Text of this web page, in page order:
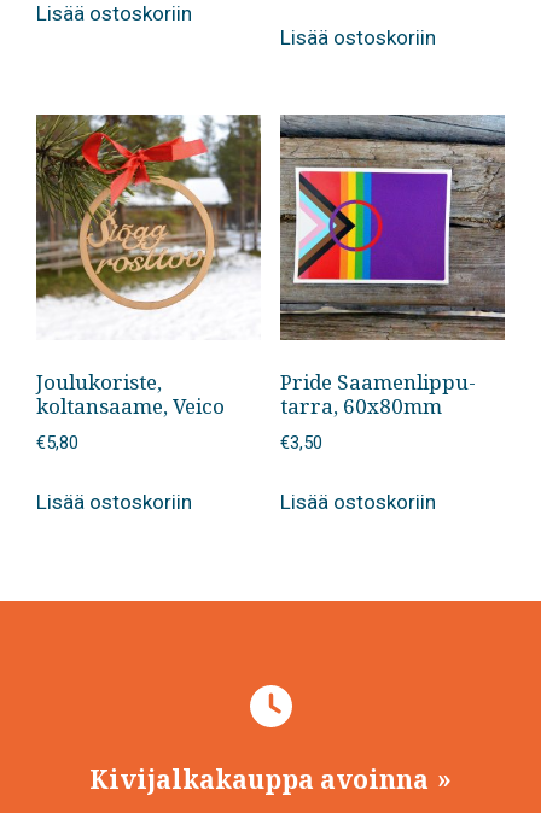
Lisää ostoskoriin
Lisää ostoskoriin
Joulukoriste,
koltansaame, Veico
€5,80
Lisää ostoskoriin
Pride Saamenlippu-
tarra, 60x80mm
€3,50
Lisää ostoskoriin
Kivijalkakauppa avoinna